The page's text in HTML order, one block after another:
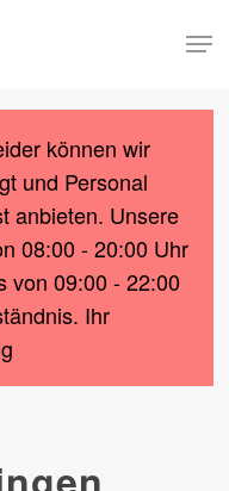
können wir
und Personal
anbieten. Unsere
08:00 - 20:00 Uhr
von 09:00 - 22:00
Ihr
Menu